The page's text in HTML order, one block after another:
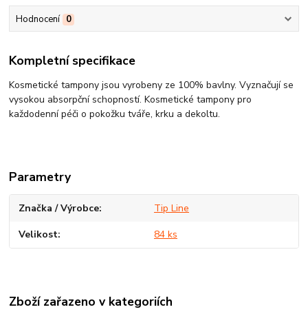
Hodnocení 0
Kompletní specifikace
Kosmetické tampony jsou vyrobeny ze 100% bavlny. Vyznačují se
vysokou absorpční schopností. Kosmetické tampony pro
každodenní péči o pokožku tváře, krku a dekoltu.
Parametry
Značka / Výrobce Tip Line
Velikost 84 ks
Zboží zařazeno v kategoriích